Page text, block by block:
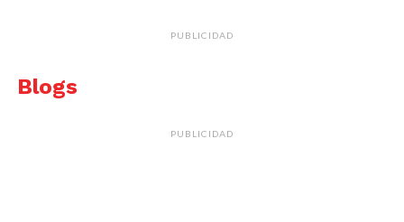
PUBLICIDAD
Blogs
PUBLICIDAD